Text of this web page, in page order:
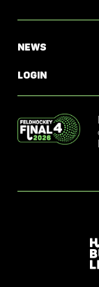
News
Login